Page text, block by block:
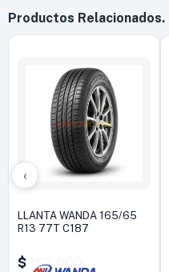
Productos Relacionados.
‹
LLANTA WANDA 165/65
R13 77T C187
$ 162.000